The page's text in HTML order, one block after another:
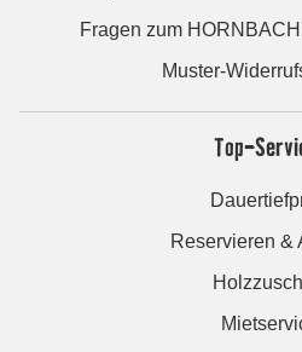
Fragen zum
Muster-
Top-
Reservieren &